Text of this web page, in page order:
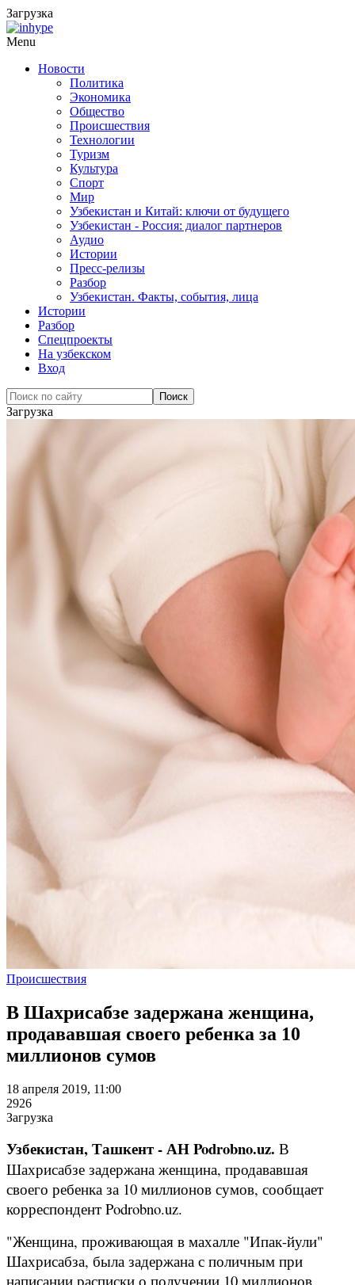
Загрузка
Menu
Новости
Политика
Экономика
Общество
Происшествия
Технологии
Туризм
Культура
Спорт
Мир
Узбекистан и Китай: ключи от будущего
Узбекистан - Россия: диалог партнеров
Аудио
Истории
Пресс-релизы
Разбор
Узбекистан. Факты, события, лица
Истории
Разбор
Спецпроекты
На узбекском
Вход
Загрузка
Происшествия
В Шахрисабзе задержана женщина,
продававшая своего ребенка за 10
миллионов сумов
18 апреля 2019, 11:00
2926
Загрузка
Узбекистан, Ташкент - АН Podrobno.uz. В
Шахрисабзе задержана женщина, продававшая
своего ребенка за 10 миллионов сумов, сообщает
корреспондент Podrobno.uz.
"Женщина, проживающая в махалле "Ипак-йули"
Шахрисабза, была задержана с поличным при
написании расписки о получении 10 миллионов